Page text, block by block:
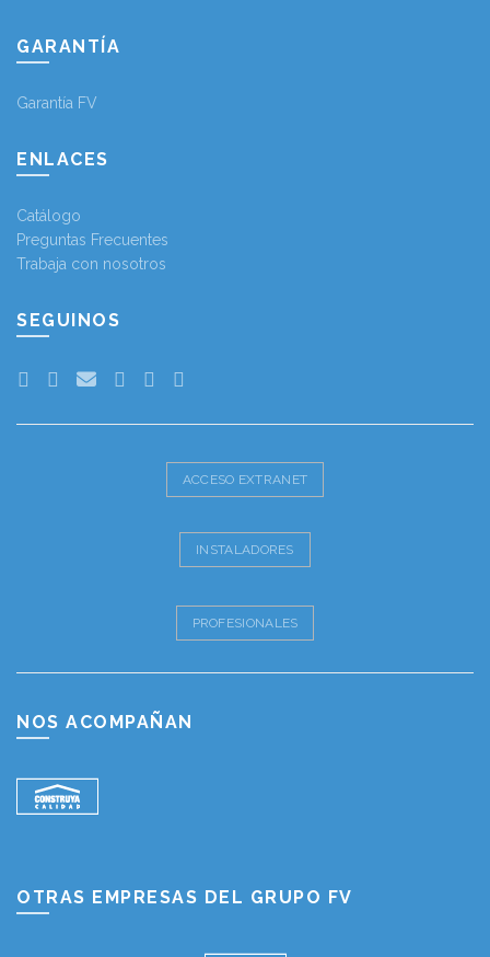
GARANTÍA
Garantía FV
ENLACES
Catálogo
Preguntas Frecuentes
Trabaja con nosotros
SEGUINOS
ACCESO EXTRANET
INSTALADORES
PROFESIONALES
NOS ACOMPAÑAN
OTRAS EMPRESAS DEL GRUPO FV